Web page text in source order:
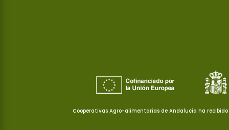
Cooperativas Agro-alimentarias de Andalucía ha recibido